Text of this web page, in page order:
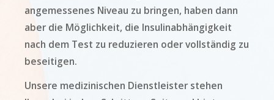
angemessenes Niveau zu bringen, haben dann
aber die Möglichkeit, die Insulinabhängigkeit
nach dem Test zu reduzieren oder vollständig zu
beseitigen.
Unsere medizinischen Dienstleister stehen